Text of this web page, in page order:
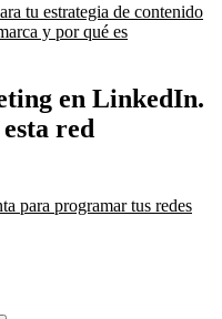
tu estrategia de contenido
y por qué es
en LinkedIn.
red
para programar tus redes